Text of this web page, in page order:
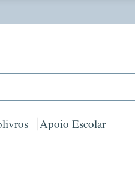
Apoio Escolar